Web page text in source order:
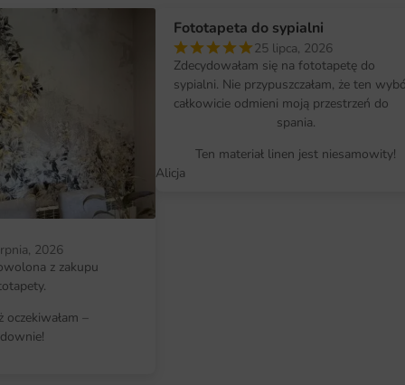
który zapewnia nie tylko
materiał charakteryzuje się
czyszczeniu, co sprawia, że jest
więcej, technologia druku, jaką
żywe kolory, które będą cieszyć
fototapeta staje się prawdziwym
wyglądem.
Nasza fototapeta Obraz
co pozwala na idealne
zamówienia fototapety na
spełni Twoje oczekiwania.
szybki, dzięki czemu nie musisz
2026
z zakupu
–
Fototapeta do sypialni
25 lipca, 2026
Zdecydowałam się na fototapetę do
sypialni. Nie przypuszczałam, że ten
całkowicie odmieni moją przestrzeń do
spania.
Ten materiał linen jest niesamowity!
Alicja